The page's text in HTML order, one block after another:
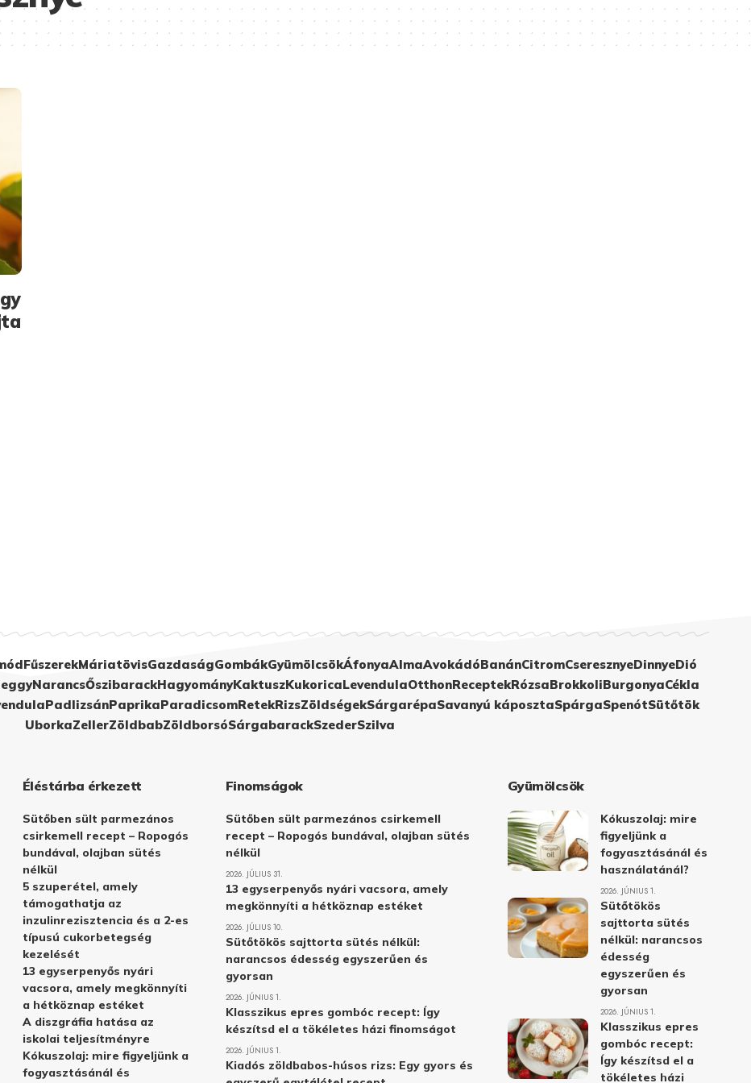
FűszerekMáriatövisGazdaságGombákGyümölcsökÁfonyaAlmaAvokádóBanánCitromCseresznyeDinnyeDió
NarancsŐszibarackHagyományKaktuszKukoricaLevendulaOtthonReceptekRózsaBrokkoliBurgonyaCékla
PadlizsánPaprikaParadicsomRetekRizsZöldségekSárgarépaSavanyú káposztaSpárgaSpenótSütőtök
UborkaZellerZöldbabZöldborsóSárgabarackSzederSzilva
Éléstárba érkezett
Sütőben sült parmezános
csirkemell recept – Ropogós
bundával, olajban sütés
nélkül
5 szuperétel, amely
támogathatja az
inzulinrezisztencia és a 2-es
típusú cukorbetegség
kezelését
13 egyserpenyős nyári
vacsora, amely megkönnyíti
a hétköznap estéket
A diszgráfia hatása az
iskolai teljesítményre
Kókuszolaj: mire figyeljünk a
fogyasztásánál és
Finomságok
Sütőben sült parmezános csirkemell
recept – Ropogós bundával, olajban sütés
nélkül
2026. JÚLIUS 31.
13 egyserpenyős nyári vacsora, amely
megkönnyíti a hétköznap estéket
2026. JÚLIUS 10.
Sütőtökös sajttorta sütés nélkül:
narancsos édesség egyszerűen és
gyorsan
2026. JÚNIUS 1.
Klasszikus epres gombóc recept: Így
készítsd el a tökéletes házi finomságot
2026. JÚNIUS 1.
Kiadós zöldbabos-húsos rizs: Egy gyors és
Gyümölcsök
Kókuszolaj: mire
figyeljünk a
fogyasztásánál és
használatánál?
2026. JÚNIUS 1.
Sütőtökös
sajttorta sütés
nélkül: narancsos
édesség
egyszerűen és
gyorsan
2026. JÚNIUS 1.
Klasszikus epres
gombóc recept:
Így készítsd el a
tökéletes házi